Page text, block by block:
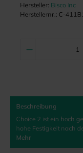
Hersteller: Bisco Inc
Herstellernr.: C-
Beschreibung
Choice 2 ist ein hoch
hohe Festigkeit nach
Mehr